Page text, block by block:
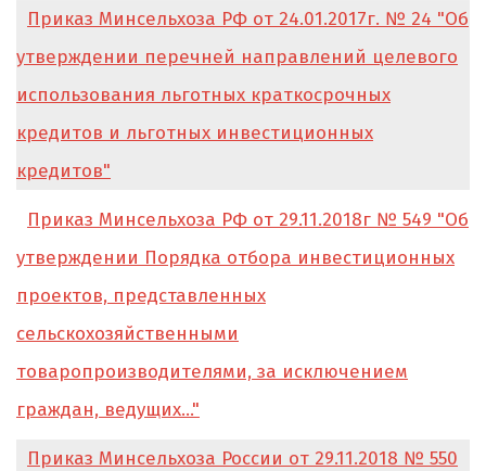
Приказ Минсельхоза РФ от 24.01.2017г. № 24 "Об
утверждении перечней направлений целевого
использования льготных краткосрочных
кредитов и льготных инвестиционных
кредитов"
Приказ Минсельхоза РФ от 29.11.2018г № 549 "Об
утверждении Порядка отбора инвестиционных
проектов, представленных
сельскохозяйственными
товаропроизводителями, за исключением
граждан, ведущих..."
Приказ Минсельхоза России от 29.11.2018 № 550